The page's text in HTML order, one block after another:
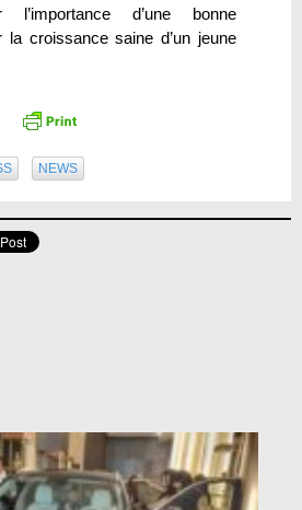
l’importance d’une bonne
la croissance saine d’un jeune
NEWS